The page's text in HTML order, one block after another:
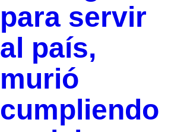
para servir
al país,
murió
cumpliendo